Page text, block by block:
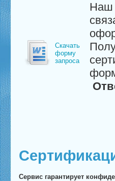
Скачать
форму
запроса
Наш
Сервис гарантирует